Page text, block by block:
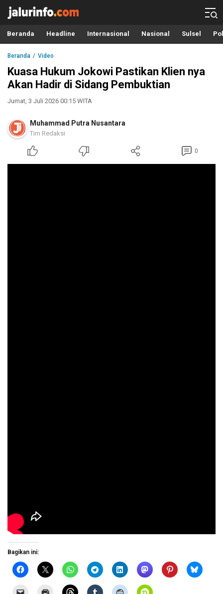
Info Terbaru, Berita Terkini Hari Ini, Jalurinfo.com
Terkini, Akurat dan Terpercaya
Beranda Headline Internasional Nasional Sulsel
Beranda Video
Kuasa Hukum Jokowi Pastikan Klien nya
Akan Hadir di Sidang Pembuktian
Jumat, 3 Juli 2026 00:15 WITA
Muhammad Putra Nusantara
Tim Redaksi
0
Bagikan ini: